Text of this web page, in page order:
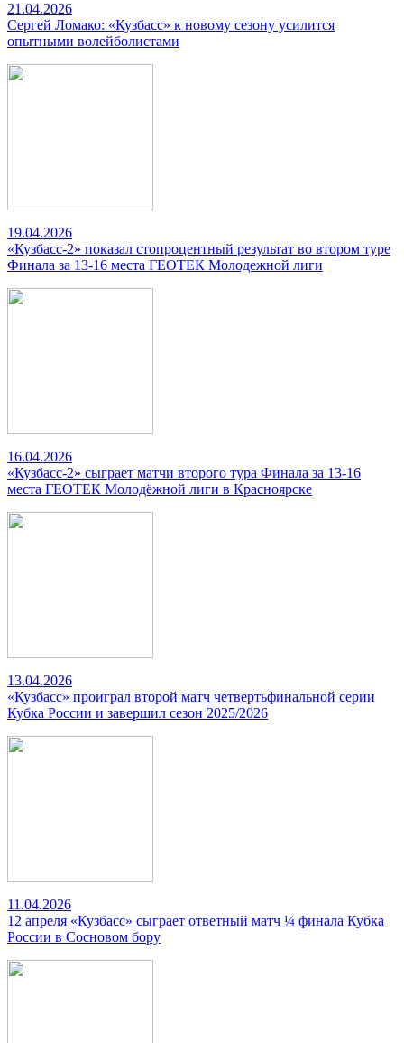
21.04.2026
Сергей Ломако: «Кузбасс» к новому сезону усилится
опытными волейболистами
19.04.2026
«Кузбасс-2» показал стопроцентный результат во втором туре
Финала за 13-16 места ГЕОТЕК Молодежной лиги
16.04.2026
«Кузбасс-2» сыграет матчи второго тура Финала за 13-16
места ГЕОТЕК Молодёжной лиги в Красноярске
13.04.2026
«Кузбасс» проиграл второй матч четвертьфинальной серии
Кубка России и завершил сезон 2025/2026
11.04.2026
12 апреля «Кузбасс» сыграет ответный матч ¼ финала Кубка
России в Сосновом бору